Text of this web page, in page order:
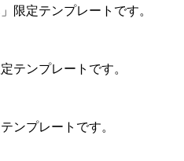
限定テンプレートです。
テンプレートです。
ンプレートです。